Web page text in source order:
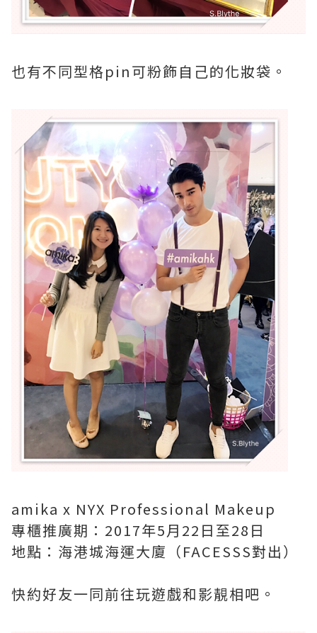
也有不同型格pin可粉飾自己的化妝袋。
amika x NYX Professional Makeup
專櫃推廣期：2017年5月22日至28日
地點：海港城海運大廈（FACESSS對出）
快約好友一同前往玩遊戲和影靚相吧。